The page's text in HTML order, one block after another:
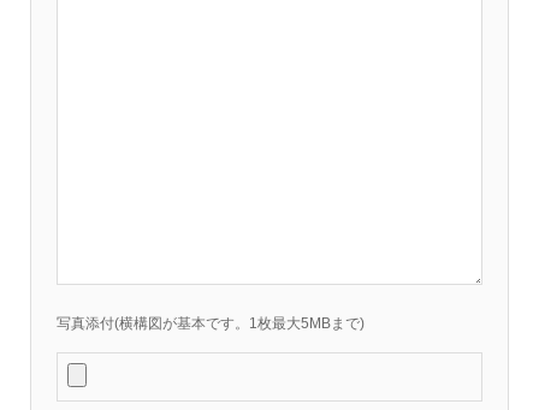
写真添付(横構図が基本です。1枚最大5MBまで)